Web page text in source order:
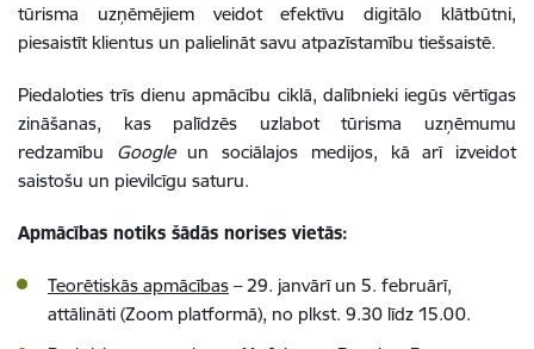
tūrisma uzņēmējiem veidot efektīvu digitālo klātbūtni,
piesaistīt klientus un palielināt savu atpazīstamību tiešsaistē.
Piedaloties trīs dienu apmācību ciklā, dalībnieki iegūs vērtīgas
zināšanas, kas palīdzēs uzlabot tūrisma uzņēmumu
redzamību Googleun sociālajos medijos, kā arī izveidot
saistošu un pievilcīgu saturu.
Apmācības notiks šādās norises vietās:
Teorētiskās apmācības – 29. janvārī un 5. februārī,
attālināti (Zoom platformā), no plkst. 9.30 līdz 15.00.